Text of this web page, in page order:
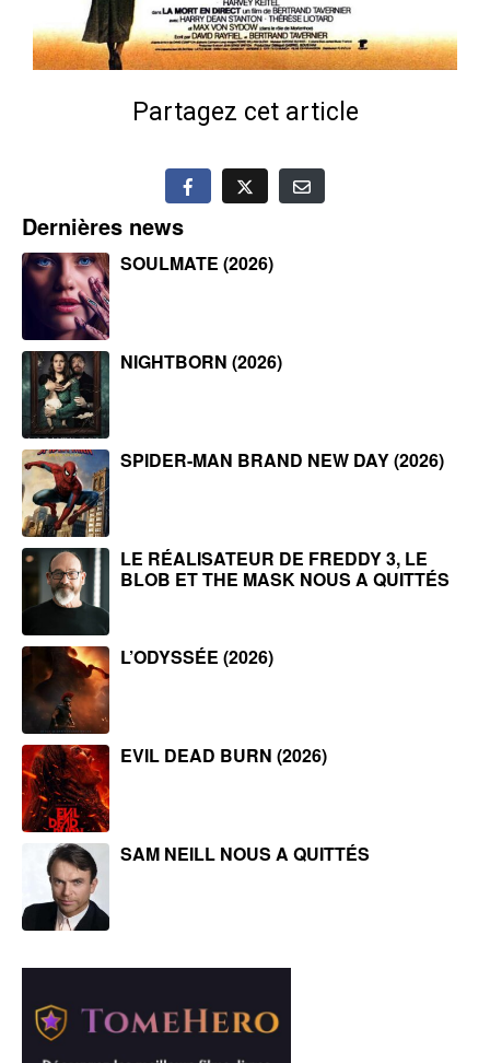
Partagez cet article
Dernières news
SOULMATE (2026)
NIGHTBORN (2026)
SPIDER-MAN BRAND NEW DAY (2026)
LE RÉALISATEUR DE FREDDY 3, LE
BLOB ET THE MASK NOUS A QUITTÉS
L’ODYSSÉE (2026)
EVIL DEAD BURN (2026)
SAM NEILL NOUS A QUITTÉS